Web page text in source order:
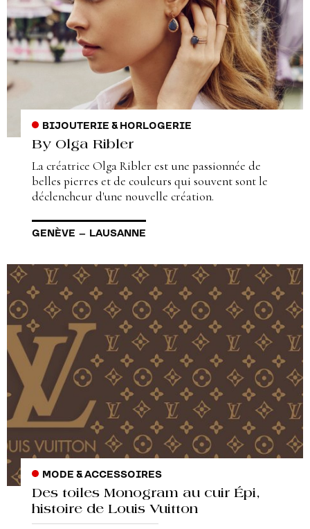
BIJOUTERIE & HORLOGERIE
By Olga Ribler
La créatrice Olga Ribler est une passionnée de
belles pierres et de couleurs qui souvent sont le
déclencheur d'une nouvelle création.
GENÈVE – LAUSANNE
MODE & ACCESSOIRES
Des toiles Monogram au cuir Épi,
histoire de Louis Vuitton